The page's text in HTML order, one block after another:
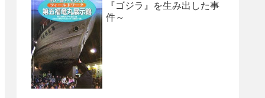
『ゴジラ』を生み出した事
件～